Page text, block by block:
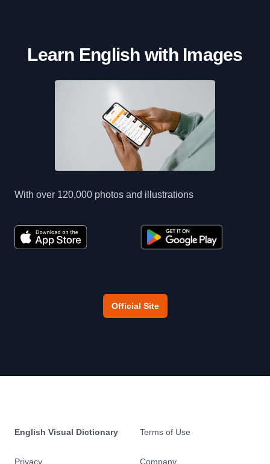
Learn English with Images
With over 120,000 photos and illustrations
Official Site
English Visual Dictionary
Privacy
Terms of Use
Company